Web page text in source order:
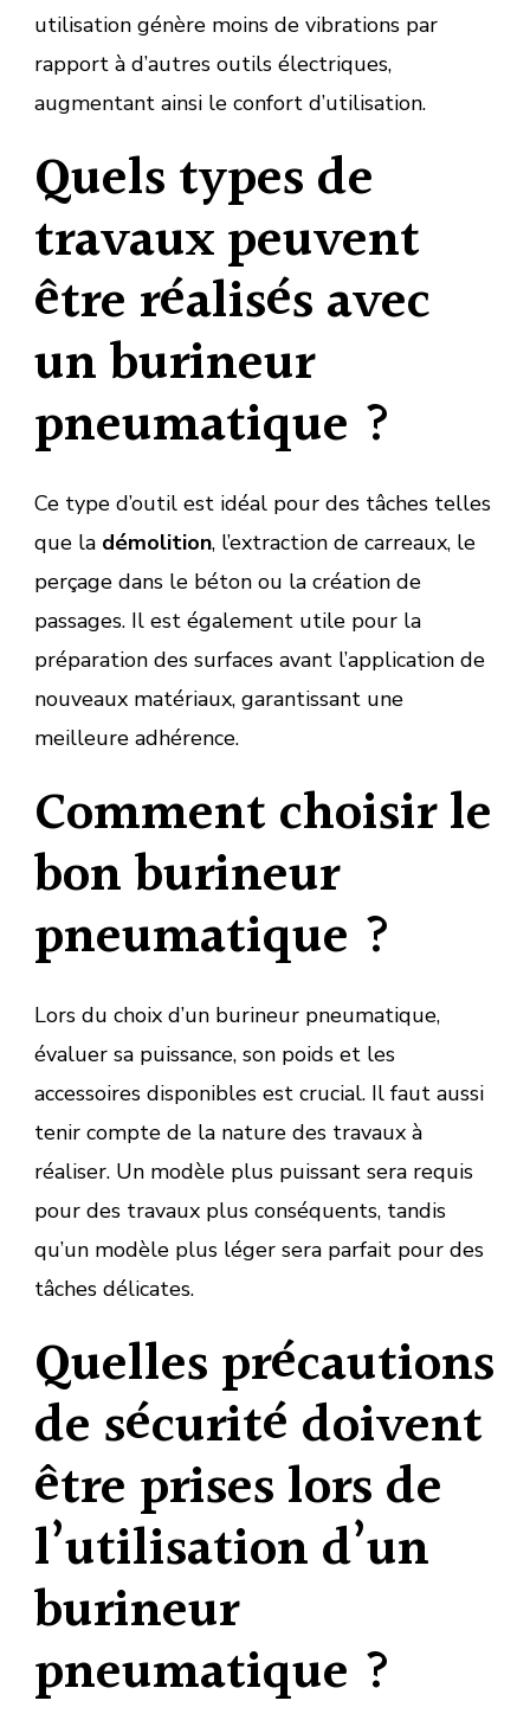
utilisation génère moins de vibrations par
rapport à d’autres outils électriques,
augmentant ainsi le confort d’utilisation.
Quels types de
travaux peuvent
être réalisés avec
un burineur
pneumatique ?
Ce type d’outil est idéal pour des tâches telles
que la démolition, l’extraction de carreaux, le
perçage dans le béton ou la création de
passages. Il est également utile pour la
préparation des surfaces avant l’application de
nouveaux matériaux, garantissant une
meilleure adhérence.
Comment choisir le
bon burineur
pneumatique ?
Lors du choix d’un burineur pneumatique,
évaluer sa puissance, son poids et les
accessoires disponibles est crucial. Il faut aussi
tenir compte de la nature des travaux à
réaliser. Un modèle plus puissant sera requis
pour des travaux plus conséquents, tandis
qu’un modèle plus léger sera parfait pour des
tâches délicates.
Quelles précautions
de sécurité doivent
être prises lors de
l’utilisation d’un
burineur
pneumatique ?